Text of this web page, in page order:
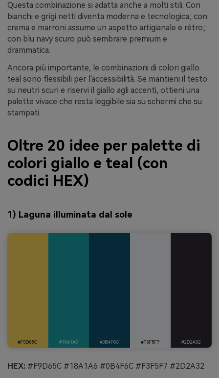
Questa combinazione si adatta anche a molti stili. Con
bianchi e grigi netti diventa moderna e tecnologica; con
crema e marroni assume un aspetto artigianale e rétro;
con blu navy scuro può sembrare premium e
drammatica.
Ancora più importante, le combinazioni di colori giallo
teal sono flessibili per l'accessibilità. Se mantieni il testo
su neutri scuri e riservi il giallo agli accenti, ottieni una
palette vivace che resta leggibile sia su schermi che su
stampati.
Oltre 20 idee per palette di
colori giallo e teal (con
codici HEX)
1) Laguna illuminata dal sole
HEX: #F9D65C #18A1A6 #0B4F6C #F3F5F7 #2D2A32